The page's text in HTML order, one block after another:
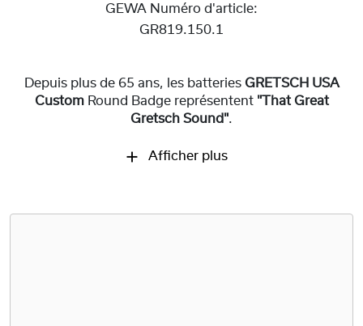
GEWA Numéro d'article:
GR819.150.1
Depuis plus de 65 ans, les batteries GRETSCH USA
CustomRound Badge représentent "That Great
Gretsch Sound".
Afficher plus